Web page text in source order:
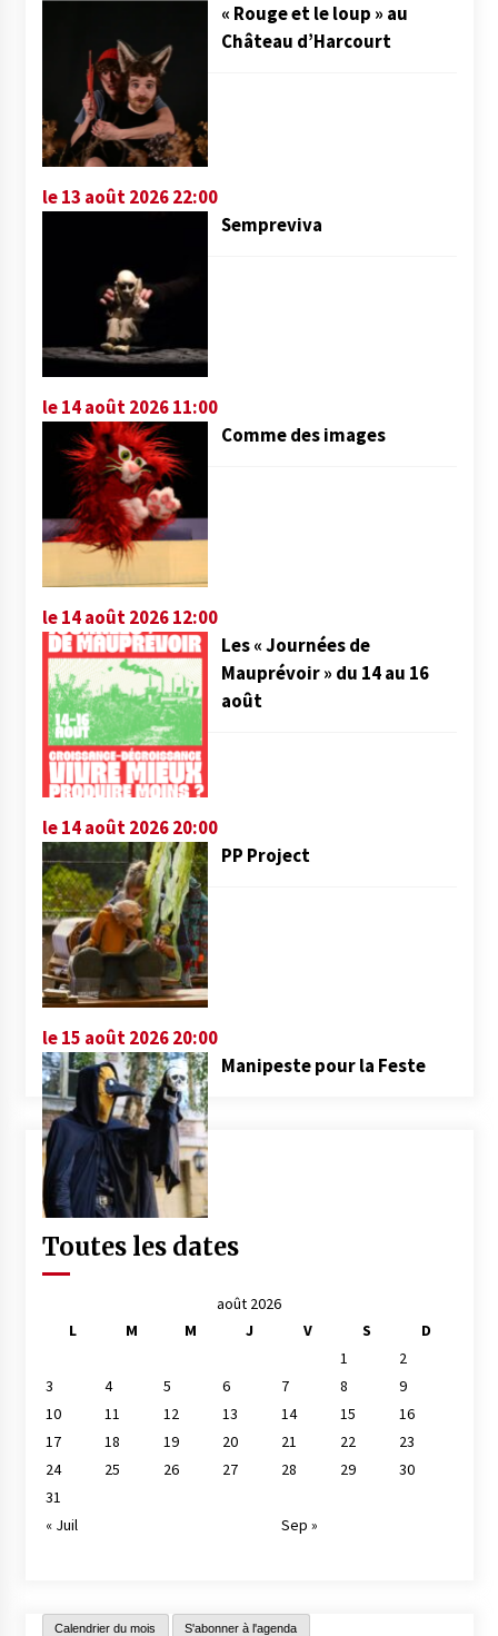
« Rouge et le loup » au
Château d’Harcourt
le 13 août 2026 22:00
Sempreviva
le 14 août 2026 11:00
Comme des images
le 14 août 2026 12:00
Les « Journées de
Mauprévoir » du 14 au 16
août
le 14 août 2026 20:00
PP Project
le 15 août 2026 20:00
Manipeste pour la Feste
Toutes les dates
août 2026
L
M M J V S
D
1
2
3
4 5 6 7 8
9
10
11 12 13 14 15
16
17
18 19 20 21 22
23
24
25 26 27 28 29
30
31
« Juil
Sep »
Calendrier du mois S'abonner à l'agenda